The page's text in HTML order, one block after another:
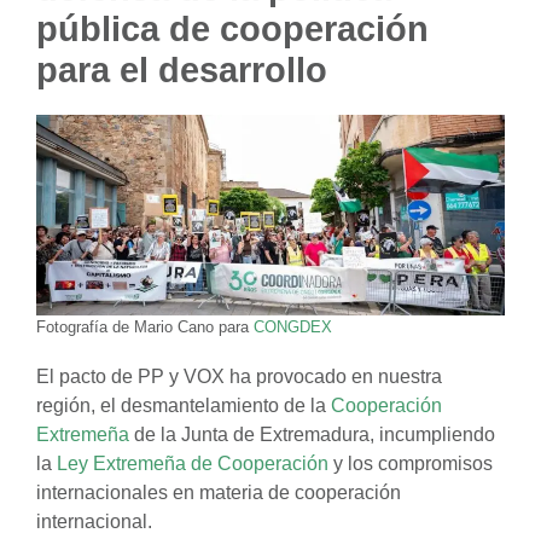
pública de cooperación
para el desarrollo
Fotografía de Mario Cano para CONGDEX
El pacto de PP y VOX ha provocado en nuestra
región, el desmantelamiento de la Cooperación
Extremeña de la Junta de Extremadura, incumpliendo
la Ley Extremeña de Cooperación y los compromisos
internacionales en materia de cooperación
internacional.